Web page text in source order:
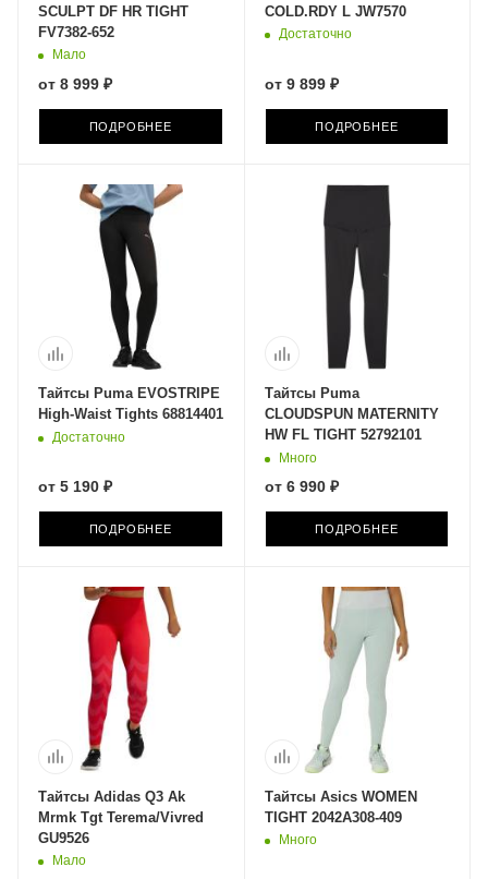
SCULPT DF HR TIGHT
FV7382-652
Мало
от 8 999 ₽
ПОДРОБНЕЕ
COLD.RDY L JW7570
Достаточно
от 9 899 ₽
ПОДРОБНЕЕ
Тайтсы Puma EVOSTRIPE
High-Waist Tights 68814401
Достаточно
от 5 190 ₽
ПОДРОБНЕЕ
Тайтсы Puma
CLOUDSPUN MATERNITY
HW FL TIGHT 52792101
Много
от 6 990 ₽
ПОДРОБНЕЕ
Тайтсы Adidas Q3 Ak
Mrmk Tgt Terema/Vivred
GU9526
Мало
Тайтсы Asics WOMEN
TIGHT 2042A308-409
Много